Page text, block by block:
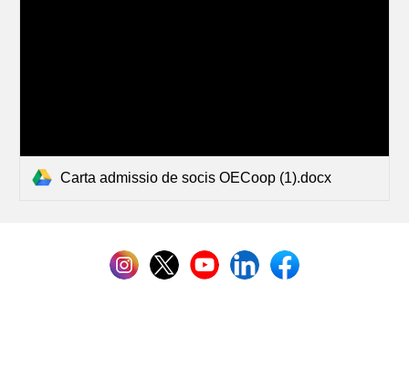
Carta admissio de socis OECoop (1).docx